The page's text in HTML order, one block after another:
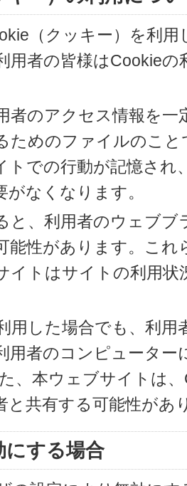
（クッキー）を利
用者の皆様はCookie
者のアクセス情報を
ためのファイルのこ
トでの行動が記憶さ
なくなります。
と、利用者のウェブ
能性があります。こ
イトはサイトの利用
用した場合でも、利用
用者のコンピュータ
、本ウェブサイトは
と共有する可能性があ
する場合